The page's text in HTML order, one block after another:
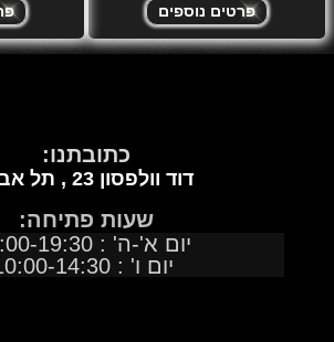
פרטים נוספים
כתובתנו:
דוד וולפסון 23 , תל
שעות פתיחה:
יום א'-ה' : 10:00-19:30
יום ו' : 10:00-14:30